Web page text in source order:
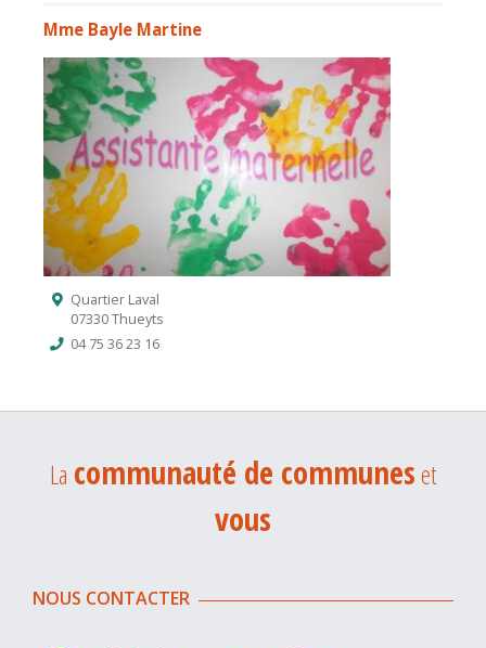
Mme Bayle Martine
Quartier Laval
07330 Thueyts
04 75 36 23 16
La communauté de communeset
vous
NOUS CONTACTER